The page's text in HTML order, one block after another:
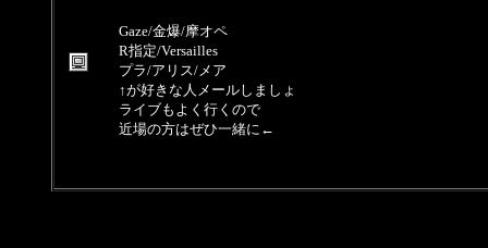
Gaze/金爆/摩オペ
R指定/Versailles
プラ/アリス/メア
↑が好きな人メールしましょ
ライブもよく行くので
近場の方はぜひ一緒に←